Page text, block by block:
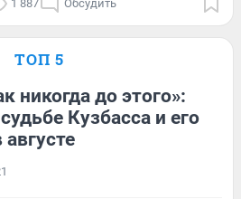
1 887 Обсудить
ТОП 5
никогда до этого»:
Кузбасса и его